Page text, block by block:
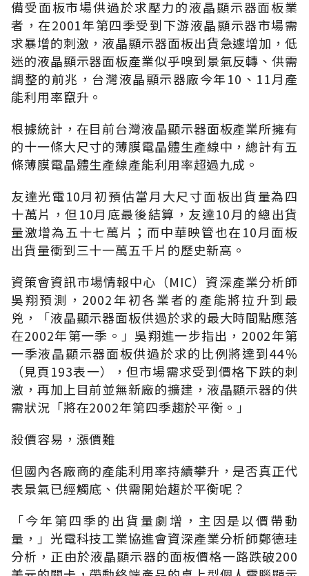
備受面板市場供過於求壓力的液晶顯示器面板業
者，在2001年第四季受到下游液晶顯示器市場需
求暴增的刺激，液晶顯示器面板出貨急遽增加，低
迷的液晶顯示器面板產業似乎嗅到景氣反轉、供需
調整的前兆，台灣液晶顯示器廠今年10、11月產
能利用率竄升。
根據統計，在目前台灣液晶顯示器面板產業所擁有
的十一條大尺寸的薄膜電晶體生產線中，總計有五
條薄膜電晶體生產線產能利用率超過九成。
友達光電10月初預估當月大尺寸面板出貨量為四
十萬片，但10月底最後結算，友達10月的總出貨
量激增為五十七萬片；而中華映管也在10月面板
出貨量衝到三十一萬五千片的歷史新高。
資策會資訊市場情報中心（MIC）資深產業分析師
吳翔預測，2002年初各業者的產能將拉升到最
兇，「液晶顯示器面板供過於求的最大時間點應落
在2002年第一季。」吳翔進一步指出，2002年第
一季液晶顯示器面板供過於求的比例將達到44％
（見頁193表一），但市場需求受到價格下跌的刺
激，再加上目前並無新廠的擴建，液晶顯示器的供
需狀況「將在2002年第四季趨於平衡。」
殺價容易，漲價難
但國內各廠商的產能利用率持續攀升，是否真正代
表景氣已經觸底、供需開始趨於平衡呢？
「今年第四季的出貨量劇增，主因是以價帶動
量，」光電科技工業協進會資深產業分析師鄭德珪
分析，正由於液晶顯示器的面板價格一路跌破200